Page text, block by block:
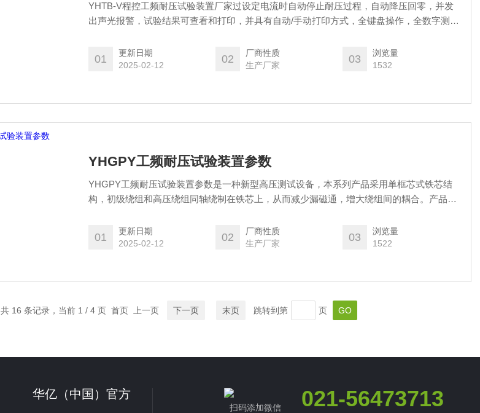
YHTB-V程控工频耐压试验装置厂家过设定电流时自动停止耐压过程，自动降压回零，并发
出声光报警，试验结果可查看和打印，并具有自动/手动打印方式，全键盘操作，全数字测
01
更新日期
2025-02-12
02
厂商性质
生产厂家
03
浏览量
1532
YHGPY工频耐压试验装置参数
YHGPY工频耐压试验装置参数是一种新型高压测试设备，本系列产品采用单框芯式铁芯结
构，初级绕组和高压绕组同轴绕制在铁芯上，从而减少漏磁通，增大绕组间的耦合。产品的
电器设备的绝缘性能，是电力设备检测及预防性试验所*的试验仪器。
01
更新日期
2025-02-12
02
厂商性质
生产厂家
03
浏览量
1522
共 16 条记录，当前 1 / 4 页 首页 上一页 下一页 末页 跳转到第 页
华亿（中国）官方
扫码添加微信 021-56473713